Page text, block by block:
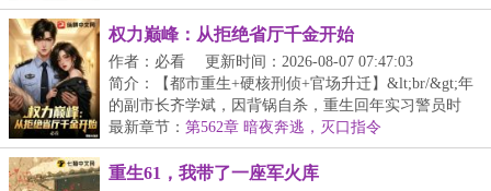
权力巅峰：从拒绝省厅千金开始
作者：必看
更新时间：2026-08-07 07:47:03
简介：【都市重生+硬核刑侦+官场升迁】&lt;br/&gt;年
的副市长齐学斌，因背锅自杀，重生回年实习警员时
期...
最新章节： 第562章 暗夜奔逃，灭口指令
重生61，我带了一座军火库